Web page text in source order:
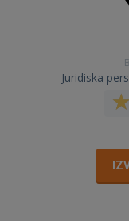
Juridiska